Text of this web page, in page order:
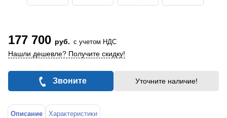
177 700 руб. с учетом НДС
Нашли дешевле? Получите скидку!
Звоните Уточните наличие!
Описание Характеристики